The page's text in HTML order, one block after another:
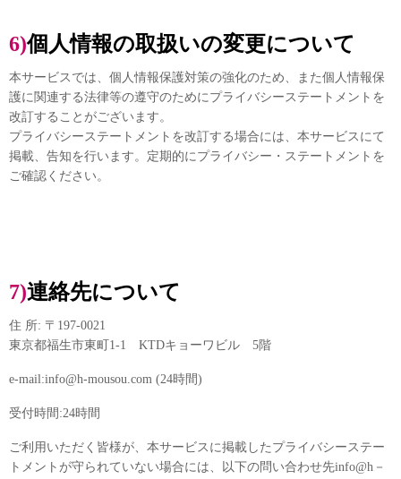
6)個人情報の取扱いの変更について
本サービスでは、個人情報保護対策の強化のため、また個人情報保
護に関連する法律等の遵守のためにプライバシーステートメントを
改訂することがございます。
プライバシーステートメントを改訂する場合には、本サービスにて
掲載、告知を行います。定期的にプライバシー・ステートメントを
ご確認ください。
7)連絡先について
住 所: 〒197-0021
東京都福生市東町1-1 KTDキョーワビル 5階
e-mail:info@h-mousou.com (24時間)
受付時間:24時間
ご利用いただく皆様が、本サービスに掲載したプライバシーステー
トメントが守られていない場合には、以下の問い合わせ先info@h－